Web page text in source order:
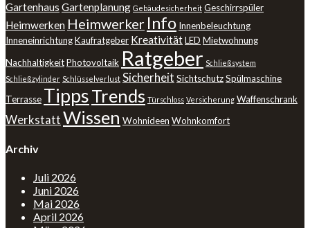
Gartenhaus Gartenplanung Gebäudesicherheit Geschirrspüler
Heimwerken Heimwerker Info Innenbeleuchtung
InneneinrichtungKaufratgeber KreativitätLED Mietwohnung
NachhaltigkeitPhotovoltaik Ratgeber Schließsystem
Schließzylinder Schlüsselverlust Sicherheit SichtschutzSpülmaschine
Terrasse TippsTrends Türschloss Versicherung Waffenschrank
WerkstattWissen Wohnideen Wohnkomfort
Archiv
Juli 2026
Juni 2026
Mai 2026
April 2026